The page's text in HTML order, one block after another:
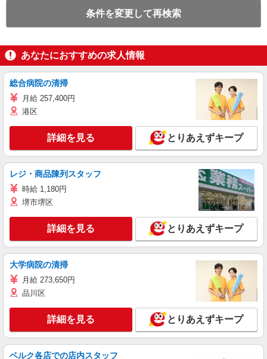
条件を変更して再検索
あなたにおすすめの求人情報
総合病院の清掃
月給 257,400円
港区
詳細を見る とりあえずキープ
レジ・商品陳列スタッフ
時給 1,180円
堺市堺区
詳細を見る とりあえずキープ
大学病院の清掃
月給 273,650円
品川区
詳細を見る とりあえずキープ
ベルク各店での店内スタッフ